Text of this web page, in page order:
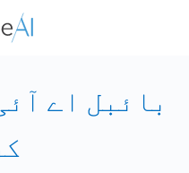
بائبل اے